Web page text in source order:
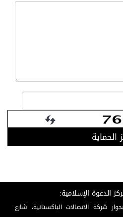
الحماية
الدعوة الإسلامية:
شركة الاتصالات الباكستانية، شارع